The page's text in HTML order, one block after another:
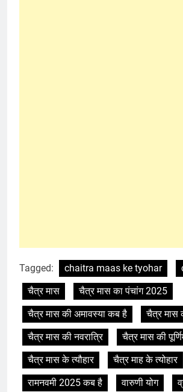
Tagged: chaitra maas ke tyohar
चैत्र मास
चैत्र मास का पंचांग 2025
चैत्र मास की अमावस्या कब है
चैत्र मास
चैत्र मास की नवरात्रि
चैत्र मास की
चैत्र मास के त्यौहार
चैत्र माह के त्योहार
रामनवमी 2025 कब है
वारुणी योग